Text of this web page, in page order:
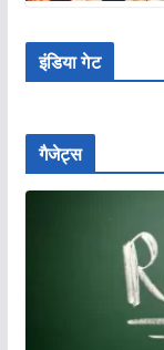
इंडिया गेट
गैजेट्स